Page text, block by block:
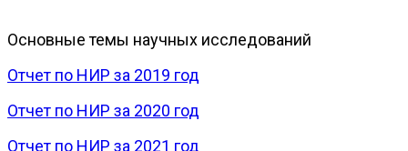
Основные темы научных исследований
Отчет по НИР за 2019 год
Отчет по НИР за 2020 год
Отчет по НИР за 2021 год